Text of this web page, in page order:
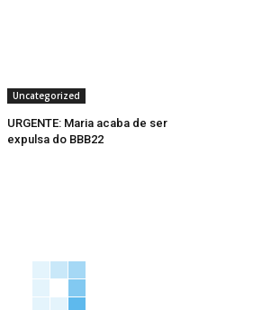
Uncategorized
URGENTE: Maria acaba de ser
expulsa do BBB22